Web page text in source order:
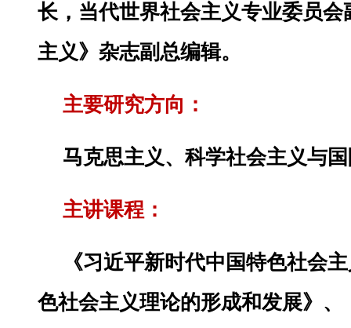
长，当代世界社会主义专业委员
主义》杂志副总编辑。
主要研究方向：
马克思主义、科学社会主义与
主讲课程：
《习近平新时代中国特色社会
色社会主义理论的形成和发展》、